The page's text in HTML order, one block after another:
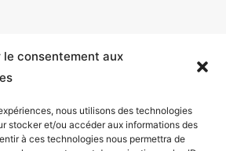
le consentement aux
nous utilisons des technologies
stocker et/ou accéder aux informations des
à ces technologies nous permettra de